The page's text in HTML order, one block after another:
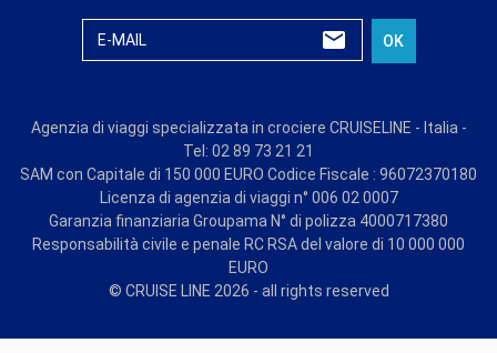
E-MAIL OK
Agenzia di viaggi specializzata in crociere CRUISELINE - Italia -
Tel: 02 89 73 21 21
SAM con Capitale di 150 000 EURO Codice Fiscale : 96072370180
Licenza di agenzia di viaggi n° 006 02 0007
Garanzia finanziaria Groupama N° di polizza 4000717380
Responsabilità civile e penale RC RSA del valore di 10 000 000
EURO
© CRUISE LINE 2026 - all rights reserved